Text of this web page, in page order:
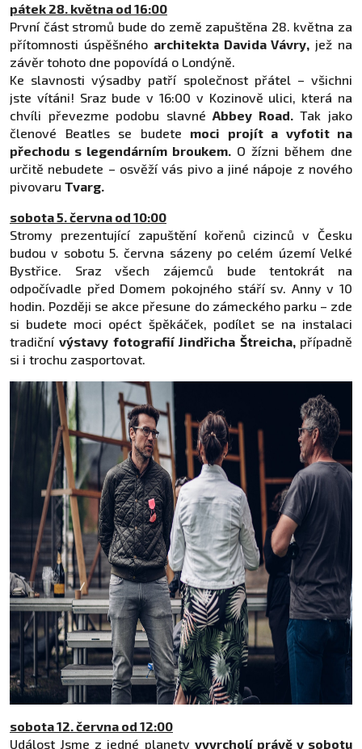
pátek 28. května od 16:00
První část stromů bude do země zapuštěna 28. května za
přítomnosti úspěšného architekta Davida Vávry, jež na
závěr tohoto dne popovídá o Londýně.
Ke slavnosti výsadby patří společnost přátel –⁠ všichni
jste vítáni! Sraz bude v 16:00 v Kozinově ulici, která na
chvíli převezme podobu slavnéAbbey Road.Tak jako
členové Beatles se budete moci projít a vyfotit na
přechodu s legendárním broukem. O žízni během dne
určitě nebudete – osvěží vás pivo a jiné nápoje z nového
pivovaru Tvarg.
sobota 5. června od 10:00
Stromy prezentující zapuštění kořenů cizinců v Česku
budou v sobotu 5. června sázeny po celém území Velké
Bystřice. Sraz všech zájemců bude tentokrát na
odpočívadle před Domem pokojného stáří sv. Anny v 10
hodin. Později se akce přesune do zámeckého parku – zde
si budete moci opéct špěkáček, podílet se na instalaci
tradičnívýstavy fotografií Jindřicha Štreicha, případně
si i trochu zasportovat.
sobota 12. června od 12:00
Událost Jsme z jedné planety vyvrcholí právě v sobotu